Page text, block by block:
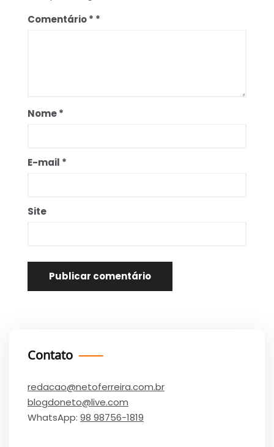
Comentário*
Nome*
E-mail *
Site
Contato
redacao@netoferreira.com.br
blogdoneto@live.com
WhatsApp: 98 98756-1819